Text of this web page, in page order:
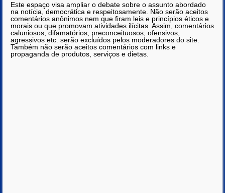
Este espaço visa ampliar o debate sobre o assunto abordado
na notícia, democrática e respeitosamente. Não serão aceitos
comentários anônimos nem que firam leis e princípios éticos e
morais ou que promovam atividades ilícitas. Assim, comentários
caluniosos, difamatórios, preconceituosos, ofensivos,
agressivos etc. serão excluídos pelos moderadores do site.
Também não serão aceitos comentários com links e
propaganda de produtos, serviços e dietas.